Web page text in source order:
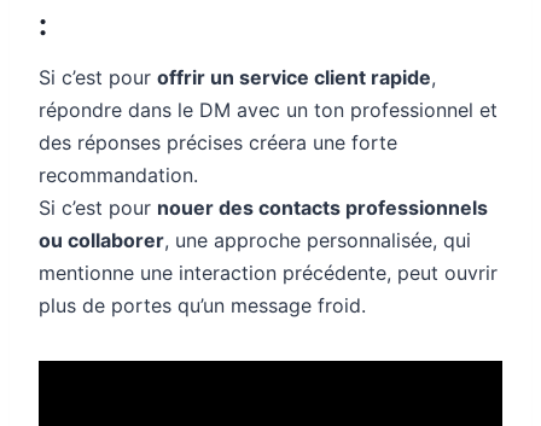
:
Si c’est pour offrir un service client rapide,
répondre dans le DM avec un ton professionnel et
des réponses précises créera une forte
recommandation.
Si c’est pour nouer des contacts professionnels
ou collaborer, une approche personnalisée, qui
mentionne une interaction précédente, peut ouvrir
plus de portes qu’un message froid.